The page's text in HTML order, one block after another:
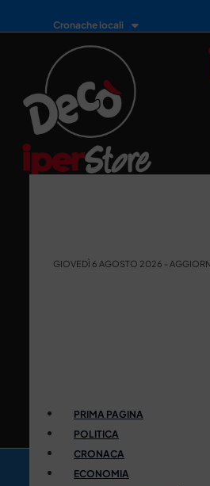
Cronache locali
GIOVEDÌ 6 AGOSTO 2026 -
PRIMA PAGINA
POLITICA
CRONACA
ECONOMIA